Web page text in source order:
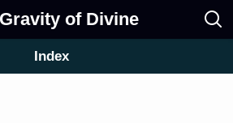
of Divine
Index